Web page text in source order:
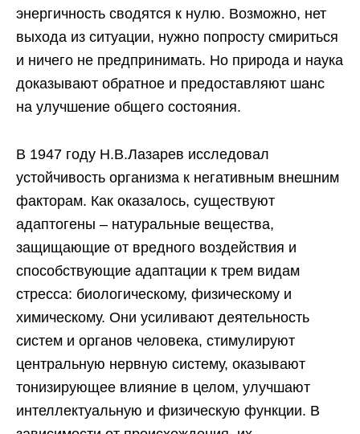
энергичность сводятся к нулю. Возможно, нет
выхода из ситуации, нужно попросту смириться
и ничего не предпринимать. Но природа и наука
доказывают обратное и предоставляют шанс
на улучшение общего состояния.
В 1947 году Н.В.Лазарев исследовал
устойчивость организма к негативным внешним
факторам. Как оказалось, существуют
адаптогены – натуральные вещества,
защищающие от вредного воздействия и
способствующие адаптации к трем видам
стресса: биологическому, физическому и
химическому. Они усиливают деятельность
систем и органов человека, стимулируют
центральную нервную систему, оказывают
тонизирующее влияние в целом, улучшают
интеллектуальную и физическую функции. В